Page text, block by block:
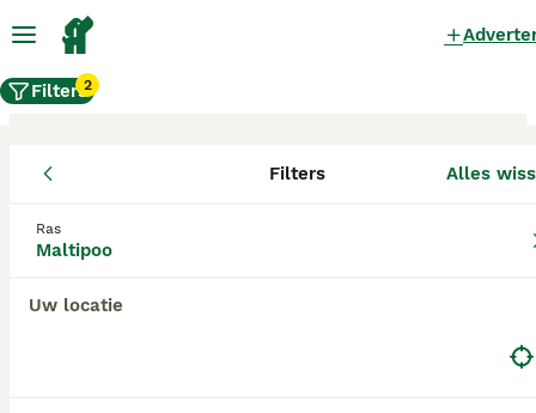
Filters2
Filters Alles
Ras
Maltipoo
Uw locatie
Maltipoo Fokkers in deze lijst hebben een kopie
bij ons aangeleverd, en fokken pups met een